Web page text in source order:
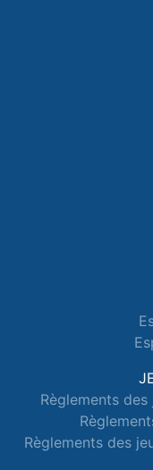
Règlements
Règlements des